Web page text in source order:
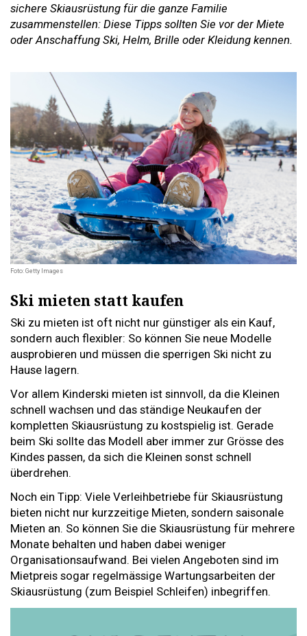
sichere Skiausrüstung für die ganze Familie
zusammenstellen: Diese Tipps sollten Sie vor der Miete
oder Anschaffung Ski, Helm, Brille oder Kleidung kennen.
Foto: Getty Images
Ski mieten statt kaufen
Ski zu mieten ist oft nicht nur günstiger als ein Kauf,
sondern auch flexibler: So können Sie neue Modelle
ausprobieren und müssen die sperrigen Ski nicht zu
Hause lagern.
Vor allem Kinderski mieten ist sinnvoll, da die Kleinen
schnell wachsen und das ständige Neukaufen der
kompletten Skiausrüstung zu kostspielig ist. Gerade
beim Ski sollte das Modell aber immer zur Grösse des
Kindes passen, da sich die Kleinen sonst schnell
überdrehen.
Noch ein Tipp: Viele Verleihbetriebe für Skiausrüstung
bieten nicht nur kurzzeitige Mieten, sondern saisonale
Mieten an. So können Sie die Skiausrüstung für mehrere
Monate behalten und haben dabei weniger
Organisationsaufwand. Bei vielen Angeboten sind im
Mietpreis sogar regelmässige Wartungsarbeiten der
Skiausrüstung (zum Beispiel Schleifen) inbegriffen.